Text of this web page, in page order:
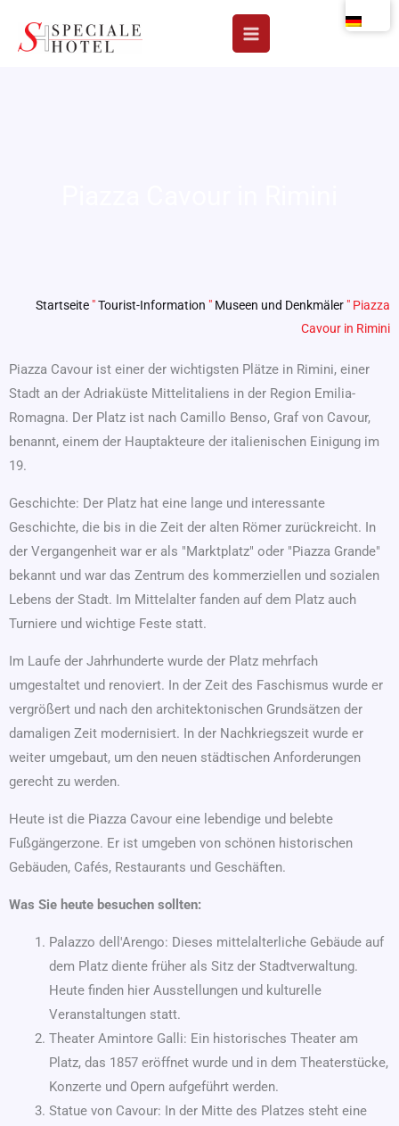
Inhalt
Startseite "Tourist-Information " Museen und Denkmäler " Piazza
Cavour in Rimini
Piazza Cavour ist einer der wichtigsten Plätze in Rimini, einer
Stadt an der Adriaküste Mittelitaliens in der Region Emilia-
Romagna. Der Platz ist nach Camillo Benso, Graf von Cavour,
benannt, einem der Hauptakteure der italienischen Einigung im
19.
Geschichte: Der Platz hat eine lange und interessante
Geschichte, die bis in die Zeit der alten Römer zurückreicht. In
der Vergangenheit war er als "Marktplatz" oder "Piazza Grande"
bekannt und war das Zentrum des kommerziellen und sozialen
Lebens der Stadt. Im Mittelalter fanden auf dem Platz auch
Turniere und wichtige Feste statt.
Im Laufe der Jahrhunderte wurde der Platz mehrfach
umgestaltet und renoviert. In der Zeit des Faschismus wurde er
vergrößert und nach den architektonischen Grundsätzen der
damaligen Zeit modernisiert. In der Nachkriegszeit wurde er
weiter umgebaut, um den neuen städtischen Anforderungen
gerecht zu werden.
Heute ist die Piazza Cavour eine lebendige und belebte
Fußgängerzone. Er ist umgeben von schönen historischen
Gebäuden, Cafés, Restaurants und Geschäften.
Was Sie heute besuchen sollten:
Palazzo dell'Arengo: Dieses mittelalterliche Gebäude auf
dem Platz diente früher als Sitz der Stadtverwaltung.
Heute finden hier Ausstellungen und kulturelle
Veranstaltungen statt.
Theater Amintore Galli: Ein historisches Theater am
Platz, das 1857 eröffnet wurde und in dem Theaterstücke,
Konzerte und Opern aufgeführt werden.
Statue von Cavour: In der Mitte des Platzes steht eine